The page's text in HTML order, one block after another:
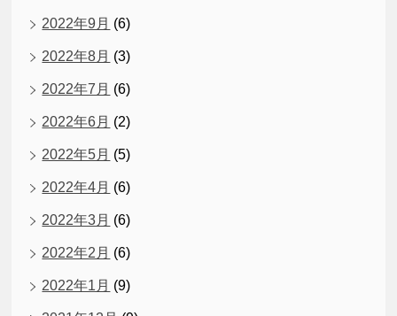
2022年9月 (6)
2022年8月 (3)
2022年7月 (6)
2022年6月 (2)
2022年5月 (5)
2022年4月 (6)
2022年3月 (6)
2022年2月 (6)
2022年1月 (9)